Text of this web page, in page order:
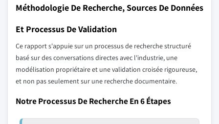
Méthodologie De Recherche, Sources De Données
Et Processus De Validation
Ce rapport s'appuie sur un processus de recherche structuré
basé sur des conversations directes avec l'industrie, une
modélisation propriétaire et une validation croisée rigoureuse,
et non pas seulement sur une recherche documentaire.
Notre Processus De Recherche En 6 Étapes